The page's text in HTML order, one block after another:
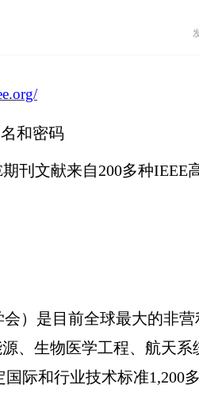
和密码
期刊文献来自200多种IEEE
会）是目前全球最大的非
、生物医学工程、航天系
国际和行业技术标准1,200